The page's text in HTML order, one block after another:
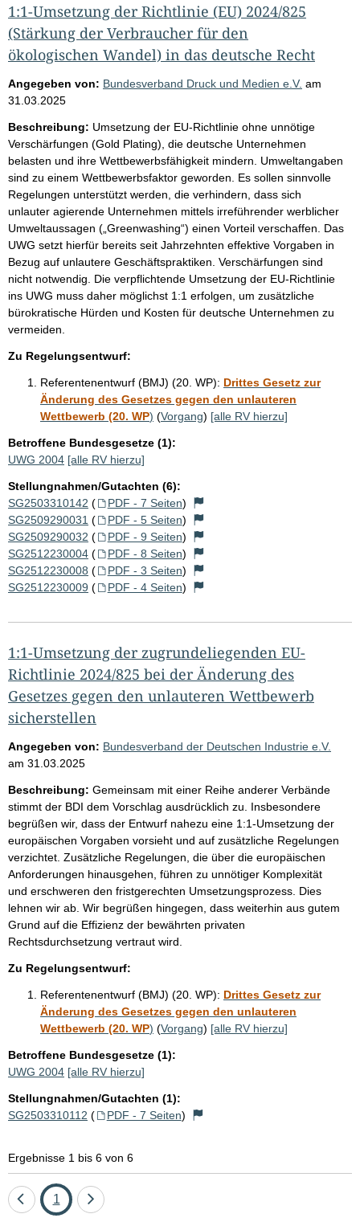
1:1-Umsetzung der Richtlinie (EU) 2024/825
(Stärkung der Verbraucher für den
ökologischen Wandel) in das deutsche Recht
Angegeben von: Bundesverband Druck und Medien e.V. am
31.03.2025
Beschreibung: Umsetzung der EU-Richtlinie ohne unnötige
Verschärfungen (Gold Plating), die deutsche Unternehmen
belasten und ihre Wettbewerbsfähigkeit mindern. Umweltangaben
sind zu einem Wettbewerbsfaktor geworden. Es sollen sinnvolle
Regelungen unterstützt werden, die verhindern, dass sich
unlauter agierende Unternehmen mittels irreführender werblicher
Umweltaussagen („Greenwashing“) einen Vorteil verschaffen. Das
UWG setzt hierfür bereits seit Jahrzehnten effektive Vorgaben in
Bezug auf unlautere Geschäftspraktiken. Verschärfungen sind
nicht notwendig. Die verpflichtende Umsetzung der EU-Richtlinie
ins UWG muss daher möglichst 1:1 erfolgen, um zusätzliche
bürokratische Hürden und Kosten für deutsche Unternehmen zu
vermeiden.
Zu Regelungsentwurf:
Referentenentwurf (BMJ) (20. WP): Drittes Gesetz zur
Änderung des Gesetzes gegen den unlauteren
Wettbewerb (20. WP) (Vorgang) [alle RV hierzu]
Betroffene Bundesgesetze (1):
UWG 2004 [alle RV hierzu]
Stellungnahmen/Gutachten (6):
SG2503310142 ( PDF - 7 Seiten)
SG2509290031 ( PDF - 5 Seiten)
SG2509290032 ( PDF - 9 Seiten)
SG2512230004 ( PDF - 8 Seiten)
SG2512230008 ( PDF - 3 Seiten)
SG2512230009 ( PDF - 4 Seiten)
1:1-Umsetzung der zugrundeliegenden EU-
Richtlinie 2024/825 bei der Änderung des
Gesetzes gegen den unlauteren Wettbewerb
sicherstellen
Angegeben von: Bundesverband der Deutschen Industrie e.V.
am 31.03.2025
Beschreibung: Gemeinsam mit einer Reihe anderer Verbände
stimmt der BDI dem Vorschlag ausdrücklich zu. Insbesondere
begrüßen wir, dass der Entwurf nahezu eine 1:1-Umsetzung der
europäischen Vorgaben vorsieht und auf zusätzliche Regelungen
verzichtet. Zusätzliche Regelungen, die über die europäischen
Anforderungen hinausgehen, führen zu unnötiger Komplexität
und erschweren den fristgerechten Umsetzungsprozess. Dies
lehnen wir ab. Wir begrüßen hingegen, dass weiterhin aus gutem
Grund auf die Effizienz der bewährten privaten
Rechtsdurchsetzung vertraut wird.
Zu Regelungsentwurf:
Referentenentwurf (BMJ) (20. WP): Drittes Gesetz zur
Änderung des Gesetzes gegen den unlauteren
Wettbewerb (20. WP) (Vorgang) [alle RV hierzu]
Betroffene Bundesgesetze (1):
UWG 2004 [alle RV hierzu]
Stellungnahmen/Gutachten (1):
SG2503310112 ( PDF - 7 Seiten)
Ergebnisse 1 bis 6 von 6
EineSeite
1
Eine